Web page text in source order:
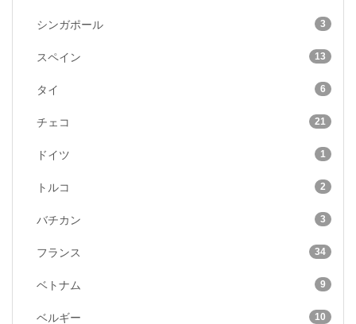
シンガポール 3
スペイン 13
タイ 6
チェコ 21
ドイツ 1
トルコ 2
バチカン 3
フランス 34
ベトナム 9
ベルギー 10